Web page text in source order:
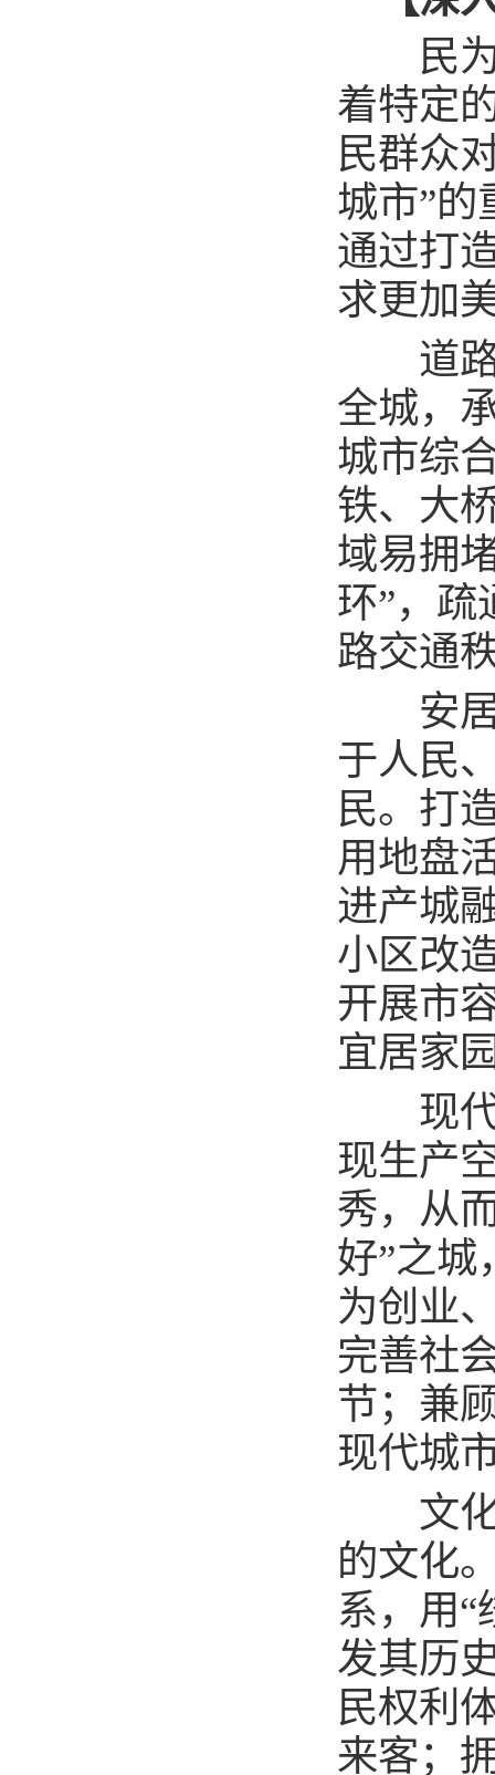
民为
着特定
民群众
城市”的
通过打
求更加
道路
全城，
城市综
铁、大
域易拥
环”，疏
路交通
安居
于人民
民。打
用地盘
进产城
小区改
开展市
宜居家
现代
现生产
秀，从
好”之城
为创业
完善社
节；兼
现代城
文化
的文化
系，用
发其历
民权利
来客；